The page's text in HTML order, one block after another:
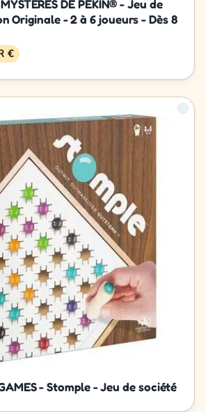
DE PEKIN® - Jeu de
Originale - 2 à 6 joueurs - Dès 8
€
- Stomple - Jeu de société